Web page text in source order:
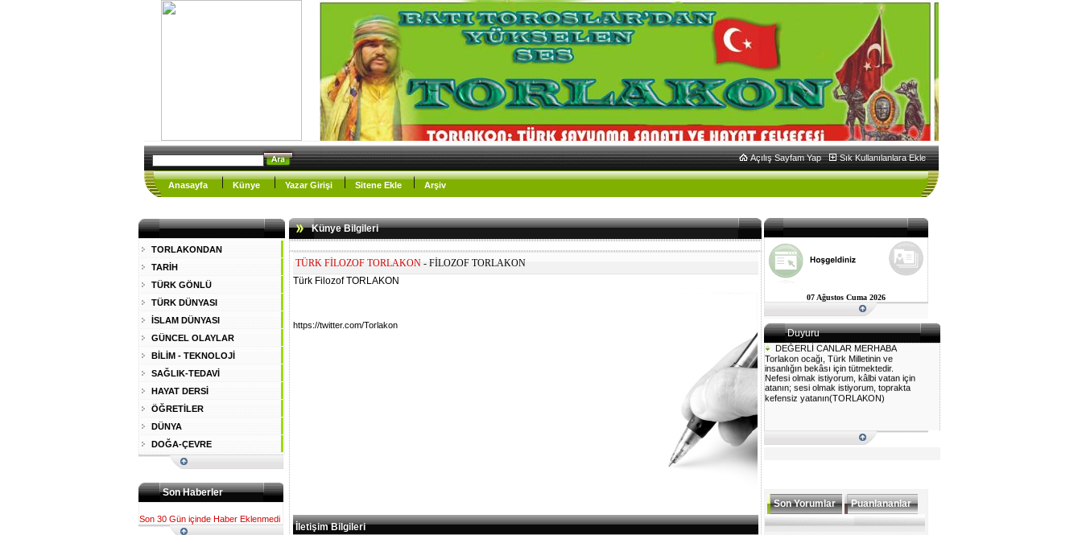
Açılış Sayfam Yap Sık Kullanılanlara Ekle
Anasayfa Künye Yazar Girişi Sitene Ekle Arşiv
Künye Bilgileri
TÜRK FİLOZOF TORLAKON- FİLOZOF TORLAKON
Türk Filozof TORLAKON
https://twitter.com/Torlakon
İletişim Bilgileri
07 Ağustos Cuma 2026
Duyuru
DEĞERLİ CANLAR MERHABA
Torlakon ocağı, Türk Milletinin ve
insanlığın bekâsı için tütmektedir.
Nefesi olmak istiyorum, kâlbi vatan için
atanın; sesi olmak istiyorum, toprakta
kefensiz yatanın(TORLAKON)
Son Yorumlar Puanlananlar
TORLAKONDAN
TARİH
TÜRK GÖNLÜ
TÜRK DÜNYASI
İSLAM DÜNYASI
GÜNCEL OLAYLAR
BİLİM - TEKNOLOJİ
SAĞLIK-TEDAVİ
HAYAT DERSİ
ÖĞRETİLER
DÜNYA
DOĞA-ÇEVRE
Son Haberler
Son 30 Gün içinde Haber Eklenmedi